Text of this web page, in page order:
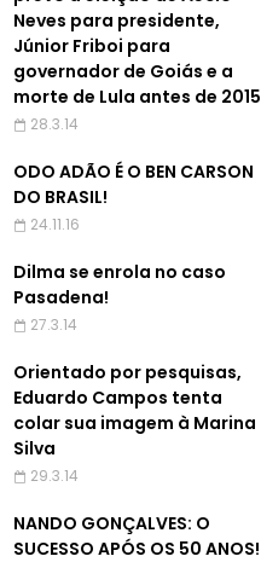
Neves para presidente,
Júnior Friboi para
governador de Goiás e a
morte de Lula antes de 2015
28.3.14
ODO ADÃO É O BEN CARSON
DO BRASIL!
24.11.16
Dilma se enrola no caso
Pasadena!
27.3.14
Orientado por pesquisas,
Eduardo Campos tenta
colar sua imagem à Marina
Silva
29.3.14
NANDO GONÇALVES: O
SUCESSO APÓS OS 50 ANOS!